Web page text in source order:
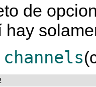
de
hay
channels